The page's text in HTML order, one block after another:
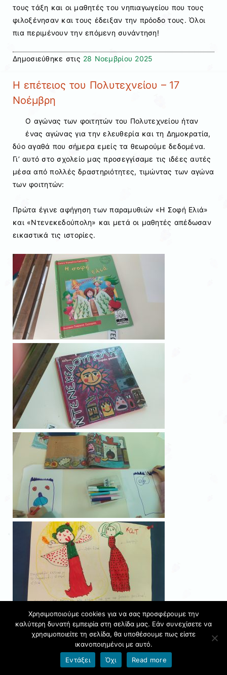
τους τάξη και οι μαθητές του νηπιαγωγείου που τους
φιλοξένησαν και τους έδειξαν την πρόοδο τους. Όλοι
πια περιμένουν την επόμενη συνάντηση!
Δημοσιεύθηκε στις 28 Νοεμβρίου 2025
Η επέτειος του Πολυτεχνείου – 17
Νοέμβρη
Ο αγώνας των φοιτητών του Πολυτεχνείου ήταν
ένας αγώνας για την ελευθερία και τη Δημοκρατία,
δύο αγαθά που σήμερα εμείς τα θεωρούμε δεδομένα.
Γι’ αυτό στο σχολείο μας προσεγγίσαμε τις ιδέες αυτές
μέσα από πολλές δραστηριότητες, τιμώντας των αγώνα
των φοιτητών:
Πρώτα έγινε αφήγηση των παραμυθιών «Η Σοφή Ελιά»
και «Ντενεκεδούπολη» και μετά οι μαθητές απέδωσαν
εικαστικά τις ιστορίες.
Χρησιμοποιούμε cookies για να σας προσφέρουμε την
καλύτερη δυνατή εμπειρία στη σελίδα μας. Εάν συνεχίσετε να
χρησιμοποιείτε τη σελίδα, θα υποθέσουμε πως είστε
ικανοποιημένοι με αυτό.
Εντάξει
Όχι Read more